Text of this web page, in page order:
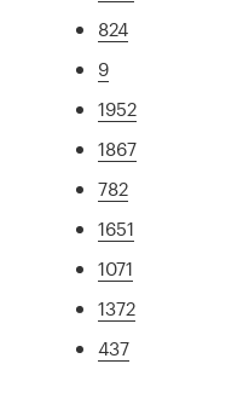
824
9
1952
1867
782
1651
1071
1372
437